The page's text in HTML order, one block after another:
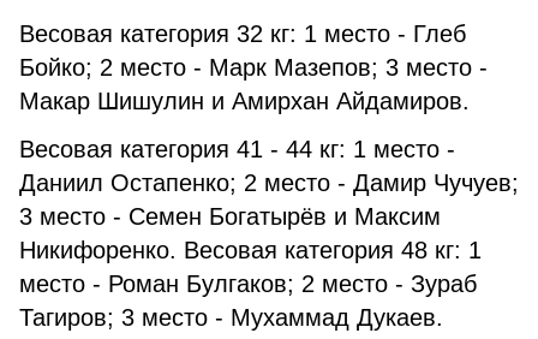
Весовая категория 32 кг: 1 место - Глеб
Бойко; 2 место - Марк Мазепов; 3 место -
Макар Шишулин и Амирхан Айдамиров.
Весовая категория 41 - 44 кг: 1 место -
Даниил Остапенко; 2 место - Дамир Чучуев;
3 место - Семен Богатырёв и Максим
Никифоренко. Весовая категория 48 кг: 1
место - Роман Булгаков; 2 место - Зураб
Тагиров; 3 место - Мухаммад Дукаев.